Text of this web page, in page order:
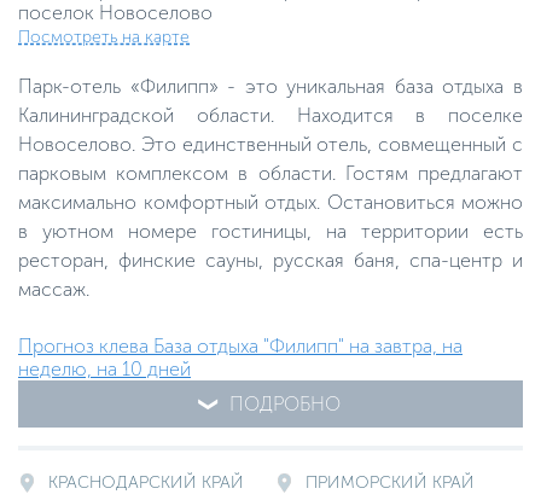
поселок Новоселово
Посмотреть на карте
Парк-отель «Филипп» - это уникальная база отдыха в
Калининградской области. Находится в поселке
Новоселово. Это единственный отель, совмещенный с
парковым комплексом в области. Гостям предлагают
максимально комфортный отдых. Остановиться можно
в уютном номере гостиницы, на территории есть
ресторан, финские сауны, русская баня, спа-центр и
массаж.
Прогноз клева База отдыха "Филипп" на завтра, на
неделю, на 10 дней
ПОДРОБНО
КРАСНОДАРСКИЙ КРАЙ ПРИМОРСКИЙ КРАЙ